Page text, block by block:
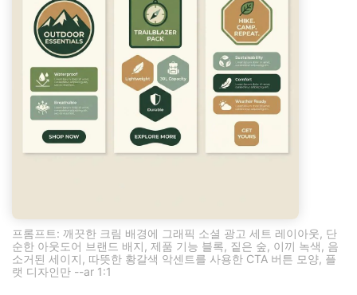
프롬프트: 깨끗한 크림 배경에 그래픽 소셜 광고 세트 레이아웃, 단
순한 아웃도어 브랜드 배지, 제품 기능 블록, 짙은 숲, 이끼 녹색, 음
소거된 세이지, 따뜻한 황갈색 악센트를 사용한 CTA 버튼 모양, 플
랫 디자인만 --ar 1:1